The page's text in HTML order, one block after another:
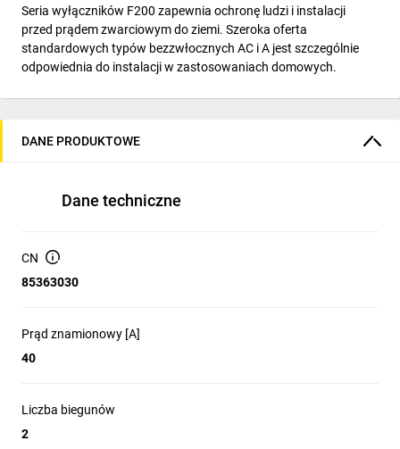
Seria wyłączników F200 zapewnia ochronę ludzi i instalacji
przed prądem zwarciowym do ziemi. Szeroka oferta
standardowych typów bezzwłocznych AC i A jest szczególnie
odpowiednia do instalacji w zastosowaniach domowych.
DANE PRODUKTOWE
Dane techniczne
CN
85363030
Prąd znamionowy [A]
40
Liczba biegunów
2